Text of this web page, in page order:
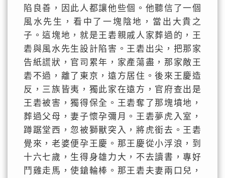
陷良善，因此人都讓他些個。他聽信了一個
風水先生，看中了一塊陰地，當出大貴之
子。這塊地，就是王砉親戚人家葬過的，王
砉與風水先生設計陷害。王砉出尖，把那家
告紙謊狀，官司累年，家產蕩盡，那家敵王
砉不過，離了東京，遠方居住。後來王慶造
反，三族皆夷，獨此家在遠方，官府查出是
王砉被害，獨得保全。王砉奪了那塊墳地，
葬過父母，妻子懷孕彌月。王砉夢虎入室，
蹲踞堂西，忽被獅獸突入，將虎銜去。王砉
覺來，老婆便孕王慶。那王慶從小浮浪，到
十六七歲，生得身雄力大，不去讀書，專好
鬥雞走馬，使鎗輪棒。那王砉夫妻兩口兒，